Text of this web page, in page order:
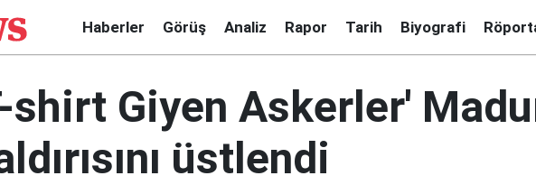
Haberler Görüş Analiz Rapor Tarih Biyografi
shirt Giyen Askerler'
üstlendi